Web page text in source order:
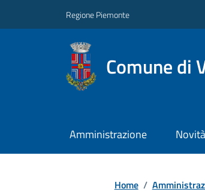
Regione Piemonte
Comune di
Amministrazione Novità
Home /